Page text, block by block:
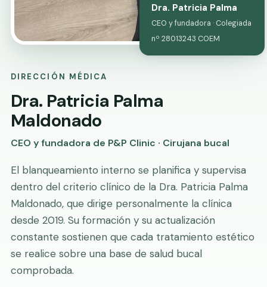
Dra. Patricia Palma
CEO y fundadora · Colegiada
nº 28013243 COEM
DIRECCIÓN MÉDICA
Dra. Patricia Palma
Maldonado
CEO y fundadora de P&P Clinic · Cirujana bucal
El blanqueamiento interno se planifica y supervisa
dentro del criterio clínico de la Dra. Patricia Palma
Maldonado, que dirige personalmente la clínica
desde 2019. Su formación y su actualización
constante sostienen que cada tratamiento estético
se realice sobre una base de salud bucal
comprobada.